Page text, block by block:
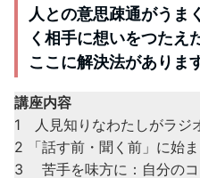
人との意思疎通がうま
く相手に想いをつたえ
ここに解決法がありま
講座内容
1 人見知りなわたしがラジ
2 「話す前・聞く前」に始
3 苦手を味方に：自分のコ